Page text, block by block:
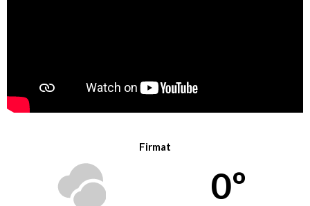
Firmat
0º